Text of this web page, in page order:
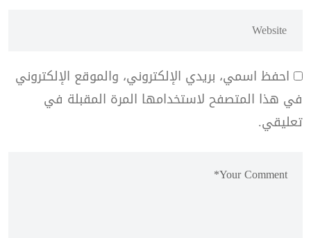
احفظ اسمي، بريدي الإلكتروني، والموقع الإلكتروني
في هذا المتصفح لاستخدامها المرة المقبلة في
تعليقي.